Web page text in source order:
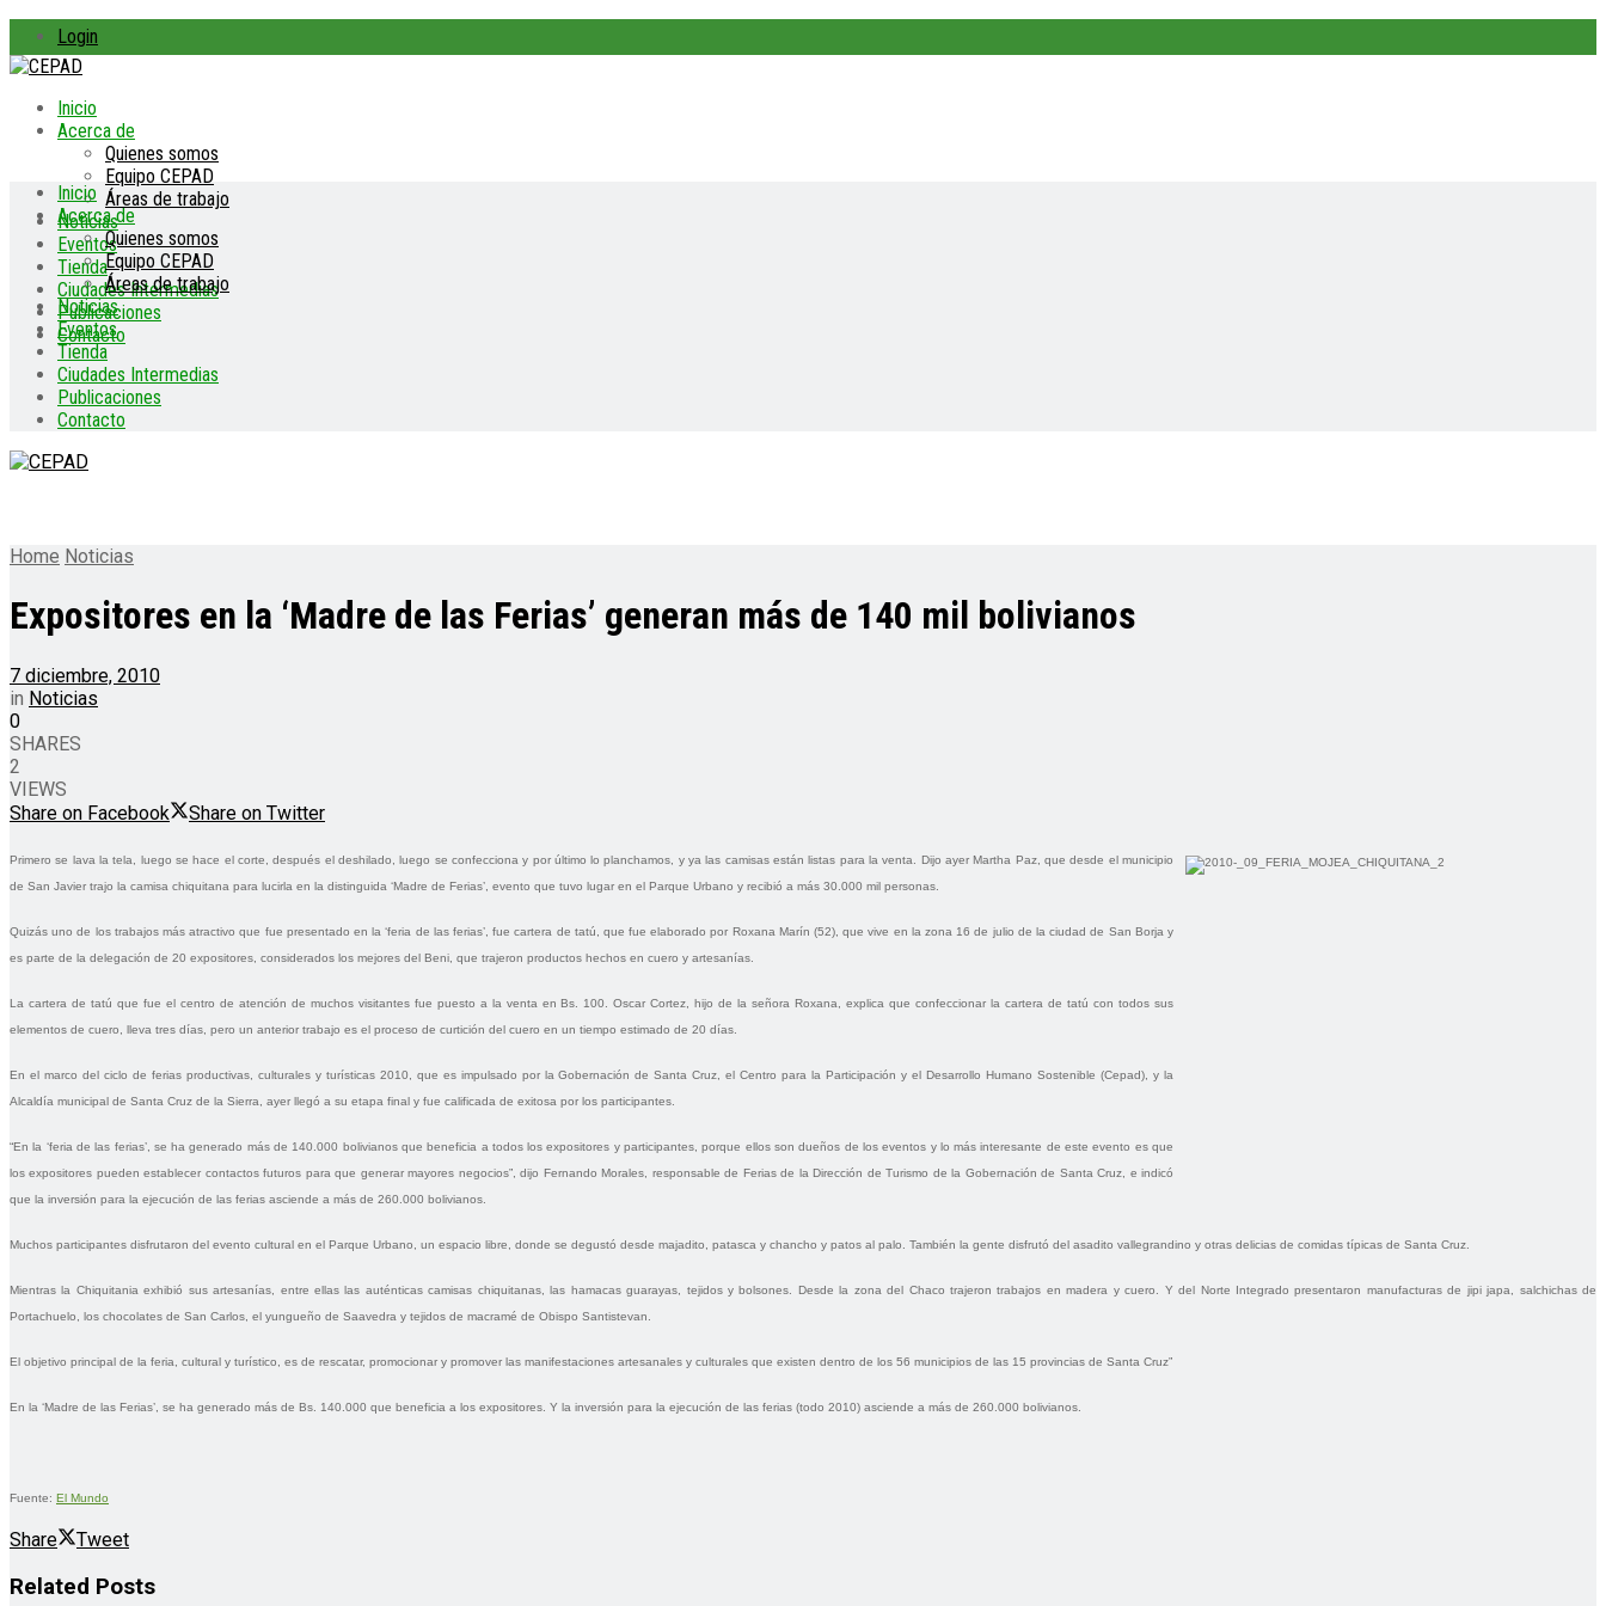
Login
Inicio
Acerca de
Quienes somos
Equipo CEPAD
Áreas de trabajo
Noticias
Eventos
Tienda
Ciudades Intermedias
Publicaciones
Contacto
Inicio
Acerca de
Quienes somos
Equipo CEPAD
Áreas de trabajo
Noticias
Eventos
Tienda
Ciudades Intermedias
Publicaciones
Contacto
Home Noticias
Expositores en la ‘Madre de las Ferias’ generan más de 140 mil bolivianos
7 diciembre, 2010
in Noticias
0
SHARES
2
VIEWS
Share on Facebook
Share on Twitter
Primero se lava la tela, luego se hace el corte, después el deshilado, luego se confecciona y por último lo planchamos, y ya las camisas están listas para la venta. Dijo ayer Martha Paz, que desde el municipio
de San Javier trajo la camisa chiquitana para lucirla en la distinguida ‘Madre de Ferias’, evento que tuvo lugar en el Parque Urbano y recibió a más 30.000 mil personas.
Quizás uno de los trabajos más atractivo que fue presentado en la ‘feria de las ferias’, fue cartera de tatú, que fue elaborado por Roxana Marín (52), que vive en la zona 16 de julio de la ciudad de San Borja y
es parte de la delegación de 20 expositores, considerados los mejores del Beni, que trajeron productos hechos en cuero y artesanías.
La cartera de tatú que fue el centro de atención de muchos visitantes fue puesto a la venta en Bs. 100. Oscar Cortez, hijo de la señora Roxana, explica que confeccionar la cartera de tatú con todos sus
elementos de cuero, lleva tres días, pero un anterior trabajo es el proceso de curtición del cuero en un tiempo estimado de 20 días.
En el marco del ciclo de ferias productivas, culturales y turísticas 2010, que es impulsado por la Gobernación de Santa Cruz, el Centro para la Participación y el Desarrollo Humano Sostenible (Cepad), y la
Alcaldía municipal de Santa Cruz de la Sierra, ayer llegó a su etapa final y fue calificada de exitosa por los participantes.
“En la ‘feria de las ferias’, se ha generado más de 140.000 bolivianos que beneficia a todos los expositores y participantes, porque ellos son dueños de los eventos y lo más interesante de este evento es que
los expositores pueden establecer contactos futuros para que generar mayores negocios”, dijo Fernando Morales, responsable de Ferias de la Dirección de Turismo de la Gobernación de Santa Cruz, e indicó
que la inversión para la ejecución de las ferias asciende a más de 260.000 bolivianos.
Muchos participantes disfrutaron del evento cultural en el Parque Urbano, un espacio libre, donde se degustó desde majadito, patasca y chancho y patos al palo. También la gente disfrutó del asadito vallegrandino y otras delicias de comidas típicas de Santa Cruz.
Mientras la Chiquitania exhibió sus artesanías, entre ellas las auténticas camisas chiquitanas, las hamacas guarayas, tejidos y bolsones. Desde la zona del Chaco trajeron trabajos en madera y cuero. Y del Norte Integrado presentaron manufacturas de jipi japa, salchichas de
Portachuelo, los chocolates de San Carlos, el yungueño de Saavedra y tejidos de macramé de Obispo Santistevan.
El objetivo principal de la feria, cultural y turístico, es de rescatar, promocionar y promover las manifestaciones artesanales y culturales que existen dentro de los 56 municipios de las 15 provincias de Santa Cruz”
En la ‘Madre de las Ferias’, se ha generado más de Bs. 140.000 que beneficia a los expositores. Y la inversión para la ejecución de las ferias (todo 2010) asciende a más de 260.000 bolivianos.
Fuente: El Mundo
Share Tweet
Related Posts